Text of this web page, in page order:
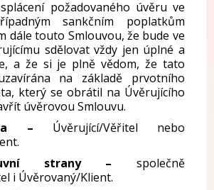
požadovaného úvěru ve
sankčním poplatkům
dále touto Smlouvou, že bude ve
sdělovat vždy jen úplné a
a že si je plně vědom, že tato
na základě prvotního
který se obrátil na Úvěrujícího
úvěrovou Smlouvu.
– Úvěrující/Věřitel nebo
strany – společně
i Úvěrovaný/Klient.